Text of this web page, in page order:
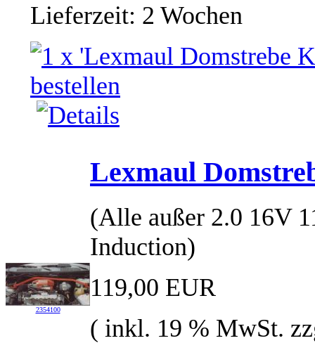
Lieferzeit: 2 Wochen
2354100
Lexmaul
(Alle außer 2.0 16V
Induction)
119,00 EUR
( inkl. 19 % MwSt.